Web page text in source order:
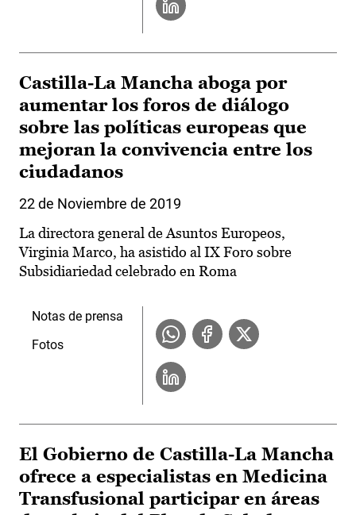
Castilla-La Mancha aboga por
aumentar los foros de diálogo
sobre las políticas europeas que
mejoran la convivencia entre los
ciudadanos
22 de Noviembre de 2019
La directora general de Asuntos Europeos,
Virginia Marco, ha asistido al IX Foro sobre
Subsidiariedad celebrado en Roma
Notas de prensa
Fotos
El Gobierno de Castilla-La Mancha
ofrece a especialistas en Medicina
Transfusional participar en áreas